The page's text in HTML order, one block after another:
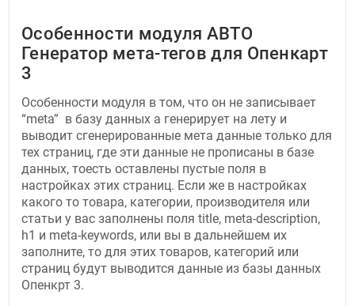
Особенности модуля АВТО
Генератор мета-тегов для Опенкарт
3
Особенности модуля в том, что он не записывает
“meta” в базу данных а генерирует на лету и
выводит сгенерированные мета данные только для
тех страниц, где эти данные не прописаны в базе
данных, тоесть оставлены пустые поля в
настройках этих страниц. Если же в настройках
какого то товара, категории, производителя или
статьи у вас заполнены поля title, meta-description,
h1 и meta-keywords, или вы в дальнейшем их
заполните, то для этих товаров, категорий или
страниц будут выводится данные из базы данных
Опенкрт 3.